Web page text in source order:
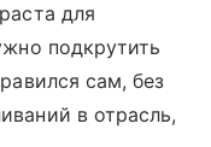
для
подкрутить
сам, без
в отрасль,